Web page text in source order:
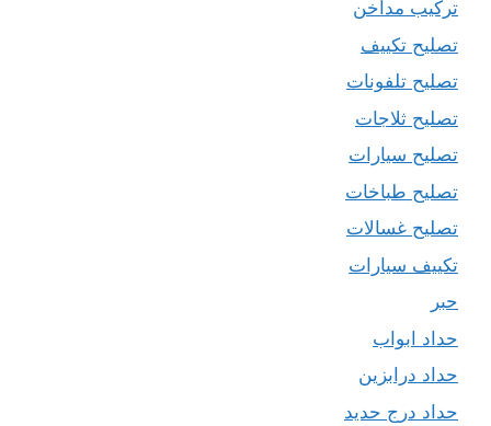
تركيب مداخن
تصليح تكييف
تصليح تلفونات
تصليح ثلاجات
تصليح سيارات
تصليح طباخات
تصليح غسالات
تكييف سيارات
حبر
حداد ابواب
حداد درابزين
حداد درج حديد